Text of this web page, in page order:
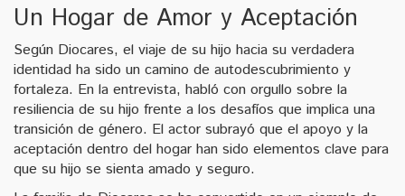
Un Hogar de Amor y Aceptación
Según Diocares, el viaje de su hijo hacia su verdadera
identidad ha sido un camino de autodescubrimiento y
fortaleza. En la entrevista, habló con orgullo sobre la
resiliencia de su hijo frente a los desafíos que implica una
transición de género. El actor subrayó que el apoyo y la
aceptación dentro del hogar han sido elementos clave para
que su hijo se sienta amado y seguro.